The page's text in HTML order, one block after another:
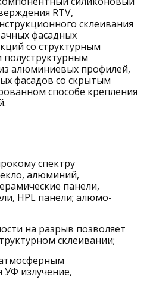
RTV,
склеивания
фасадных
со структурным
алюминиевых профилей,
фасадов со скрытым
способе крепления
спектру
алюминий,
панели,
HPL панели; алюмо-
на разрыв позволяет
склеивании;
УФ излучение,